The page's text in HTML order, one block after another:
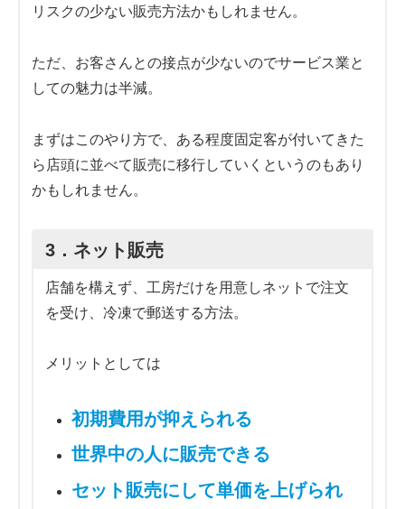
リスクの少ない販売方法かもしれません。
ただ、お客さんとの接点が少ないのでサービス業と
しての魅力は半減。
まずはこのやり方で、ある程度固定客が付いてきた
ら店頭に並べて販売に移行していくというのもあり
かもしれません。
3．ネット販売
店舗を構えず、工房だけを用意しネットで注文
を受け、冷凍で郵送する方法。
メリットとしては
初期費用が抑えられる
世界中の人に販売できる
セット販売にして単価を上げられ